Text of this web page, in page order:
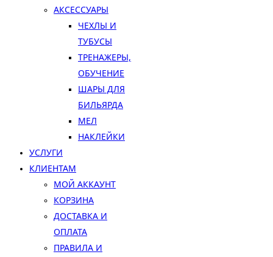
АКСЕССУАРЫ
ЧЕХЛЫ И
ТУБУСЫ
ТРЕНАЖЕРЫ,
ОБУЧЕНИЕ
ШАРЫ ДЛЯ
БИЛЬЯРДА
МЕЛ
НАКЛЕЙКИ
УСЛУГИ
КЛИЕНТАМ
МОЙ АККАУНТ
КОРЗИНА
ДОСТАВКА И
ОПЛАТА
ПРАВИЛА И